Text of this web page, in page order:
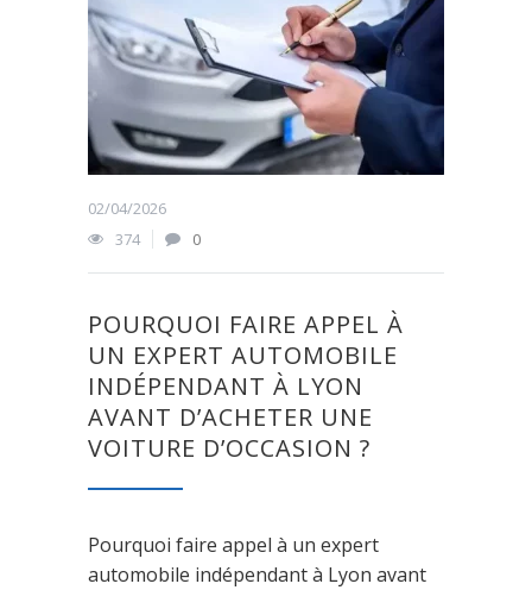
02/04/2026
374
0
POURQUOI FAIRE APPEL À
UN EXPERT AUTOMOBILE
INDÉPENDANT À LYON
AVANT D’ACHETER UNE
VOITURE D’OCCASION ?
Pourquoi faire appel à un expert
automobile indépendant à Lyon avant